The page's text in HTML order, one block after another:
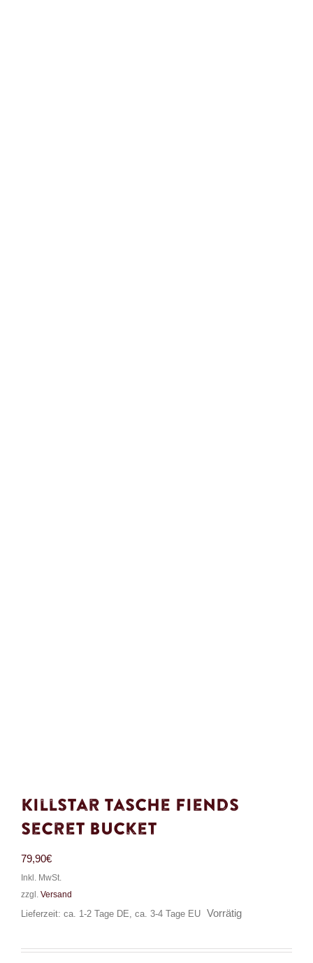
Killstar Tasche Fiends
Secret Bucket
79,90€
Inkl. MwSt.
zzgl. Versand
Lieferzeit: ca. 1-2 Tage DE, ca. 3-4 Tage EU
Vorrätig